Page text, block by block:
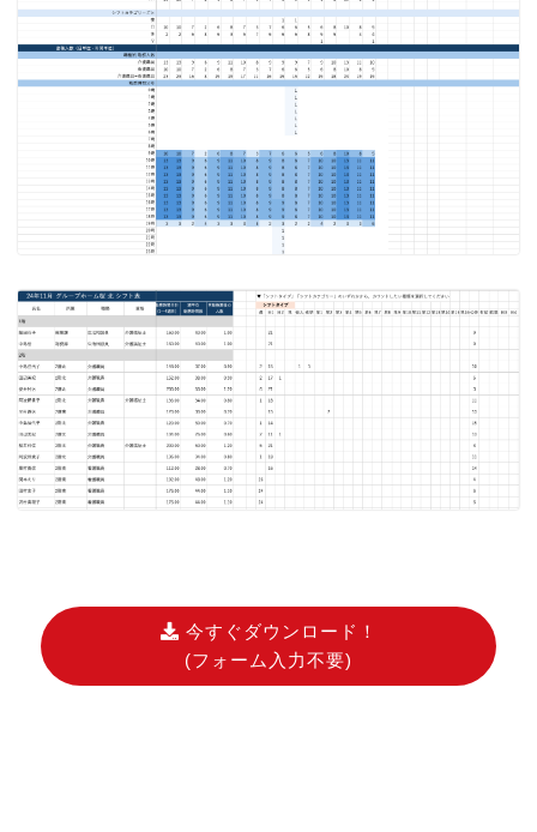
今すぐダウンロード！
(フォーム入力不要)